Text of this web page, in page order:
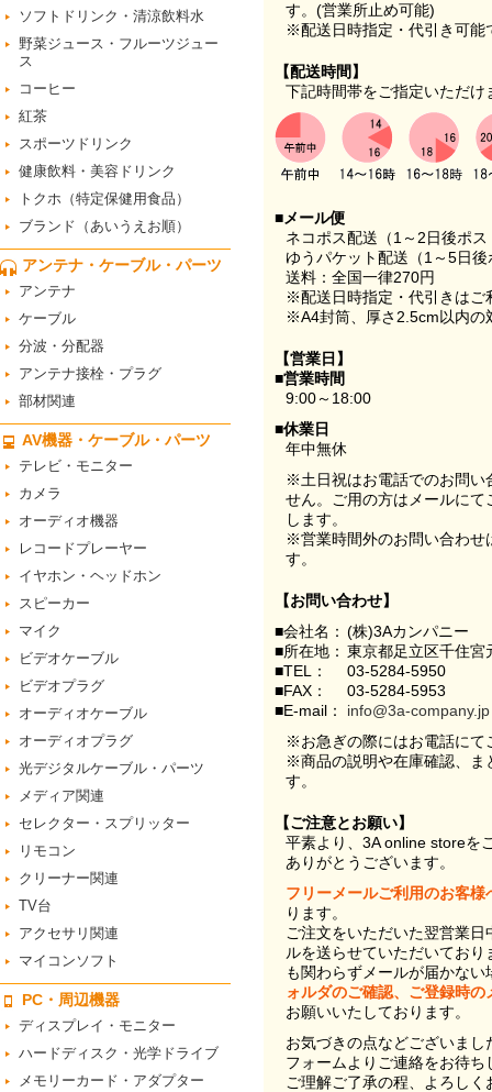
す。(営業所止め可能)
※配送日時指定・代引き可能
【配送時間】
下記時間帯をご指定いただけ
■メール便
ネコポス配送（1～2日後ポ
ゆうパケット配送（1～5日
送料：全国一律270円
※配送日時指定・代引きはご
※A4封筒、厚さ2.5cm以内の
【営業日】
■営業時間
9:00～18:00
■休業日
年中無休
※土日祝はお電話でのお問い
せん。ご用の方はメールに
します。
※営業時間外のお問い合わせ
す。
【お問い合わせ】
■会社名： (株)3Aカンパニー
■所在地： 東京都足立区千住
■TEL：
03-5284-5950
■FAX：
03-5284-5953
■E-mail：
info@3a-company.jp
※お急ぎの際にはお電話にて
※商品の説明や在庫確認、ま
す。
【ご注意とお願い】
平素より、3A online storeを
ありがとうございます。
フリーメールご利用のお客様
ります。
ご注文をいただいた翌営業
ルを送らせていただいてお
も関わらずメールが届かない
ォルダのご確認、ご登録時
お願いいたしております。
お気づきの点などございま
フォームよりご連絡をお待ち
ご理解ご了承の程、よろし
ソフトドリンク・清涼飲料水
野菜ジュース・フルーツジュー
ス
コーヒー
紅茶
スポーツドリンク
健康飲料・美容ドリンク
トクホ（特定保健用食品）
ブランド（あいうえお順）
アンテナ・ケーブル・パーツ
アンテナ
ケーブル
分波・分配器
アンテナ接栓・プラグ
部材関連
AV機器・ケーブル・パーツ
テレビ・モニター
カメラ
オーディオ機器
レコードプレーヤー
イヤホン・ヘッドホン
スピーカー
マイク
ビデオケーブル
ビデオプラグ
オーディオケーブル
オーディオプラグ
光デジタルケーブル・パーツ
メディア関連
セレクター・スプリッター
リモコン
クリーナー関連
TV台
アクセサリ関連
マイコンソフト
PC・周辺機器
ディスプレイ・モニター
ハードディスク・光学ドライブ
メモリーカード・アダプター